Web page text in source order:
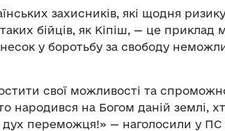
захисників, які щодня
бійців, як Кіпіш, — це приклад
у боротьбу за свободу
свої можливості та
народився на Богом даній землі,
дух переможця!» — наголосили у ПС